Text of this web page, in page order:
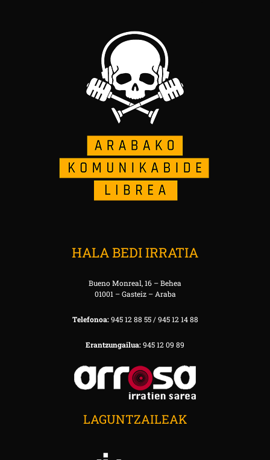
HALA BEDI IRRATIA
Bueno Monreal, 16 – Behea
01001 – Gasteiz – Araba
Telefonoa:945 12 88 55 / 945 12 14 88
Erantzungailua:945 12 09 89
LAGUNTZAILEAK